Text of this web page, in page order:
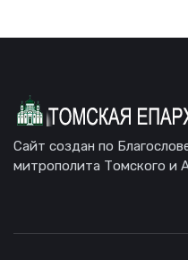
Сайт создан по
митрополита Томского и